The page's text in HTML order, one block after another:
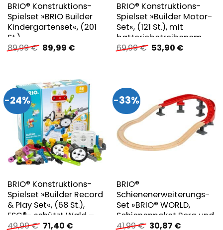
BRIO® Konstruktions-
Spielset »BRIO Builder
Kindergartenset«, (201
St.)
89,99€ Ursprünglicher
Preis
89,99 €Aktueller
BRIO® Konstruktions-
Spielset »Builder Motor-
Set«, (121 St.), mit
batteriebetreibenem
Motor, FSC®- schützt
69,99€ Ursprünglicher
Preis
53,90 €Aktueller
-24%
BRIO® Konstruktions-
Spielset »Builder Record
& Play Set«, (68 St.),
FSC®- schützt Wald –
weltweit
49,99€ Ursprünglicher
71,40 €Aktueller
-33%
BRIO®
Schienenerweiterungs-
Set »BRIO® WORLD,
Schienenpaket Berg und
Tal«, FSC®- schützt Wald
41,99€ Ursprünglicher
30,87 €Aktueller